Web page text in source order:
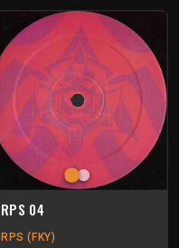
RPS 04
RPS (FKY)